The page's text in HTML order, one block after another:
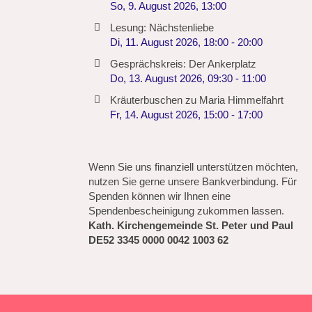
So, 9. August 2026, 13:00
Lesung: Nächstenliebe
Di, 11. August 2026, 18:00- 20:00
Gesprächskreis: Der Ankerplatz
Do, 13. August 2026, 09:30- 11:00
Kräuterbuschen zu Maria Himmelfahrt
Fr, 14. August 2026, 15:00- 17:00
Wenn Sie uns finanziell unterstützen möchten,
nutzen Sie gerne unsere Bankverbindung. Für
Spenden können wir Ihnen eine
Spendenbescheinigung zukommen lassen.
Kath. Kirchengemeinde St. Peter und Paul
DE52 3345 0000 0042 1003 62